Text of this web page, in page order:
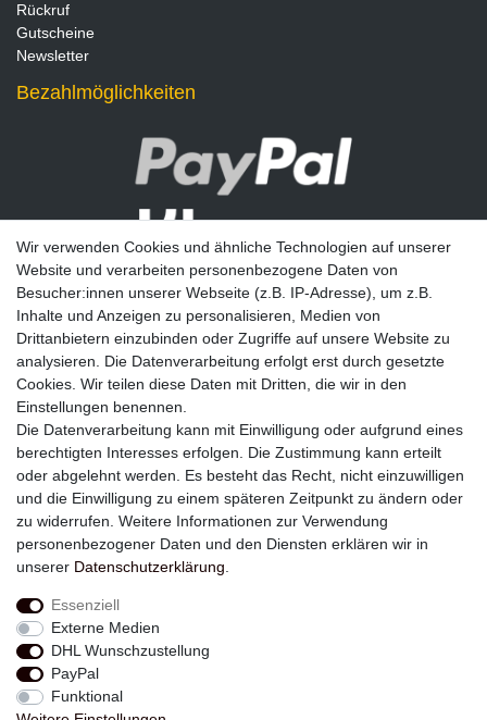
Rückruf
Gutscheine
Newsletter
Bezahlmöglichkeiten
Newsletter
E-MAIL **
Einwilligung kann ich jederzeit widerrufen.**
Abonnieren
Widerrufs­recht
Daten­schutz­erklärung
Wir verwenden Cookies und ähnliche Technologien auf unserer
Website und verarbeiten personenbezogene Daten von
Besucher:innen unserer Webseite (z.B. IP-Adresse), um z.B.
Inhalte und Anzeigen zu personalisieren, Medien von
Drittanbietern einzubinden oder Zugriffe auf unsere Website zu
analysieren. Die Datenverarbeitung erfolgt erst durch gesetzte
Cookies. Wir teilen diese Daten mit Dritten, die wir in den
Einstellungen benennen.
Die Datenverarbeitung kann mit Einwilligung oder aufgrund eines
berechtigten Interesses erfolgen. Die Zustimmung kann erteilt
oder abgelehnt werden. Es besteht das Recht, nicht einzuwilligen
und die Einwilligung zu einem späteren Zeitpunkt zu ändern oder
zu widerrufen. Weitere Informationen zur Verwendung
personenbezogener Daten und den Diensten erklären wir in
unserer Daten­schutz­erklärung
Essenziell
Externe Medien
DHL Wunschzustellung
PayPal
Funktional